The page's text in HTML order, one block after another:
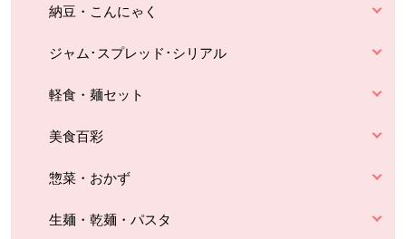
納豆・こんにゃく
ジャム･スプレッド･シリアル
軽食・麺セット
美食百彩
惣菜・おかず
生麺・乾麺・パスタ